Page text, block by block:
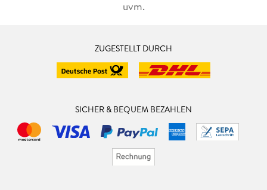
uvm.
ZUGESTELLT DURCH
SICHER & BEQUEM BEZAHLEN